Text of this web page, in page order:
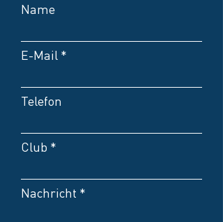
Name
E-Mail
Telefon
Club
Nachricht